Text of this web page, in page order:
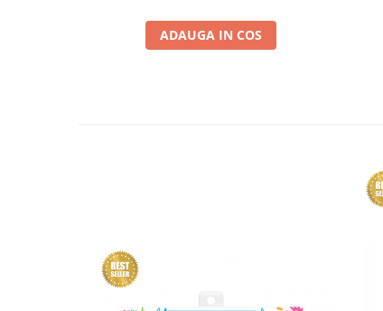
ADAUGA IN COS